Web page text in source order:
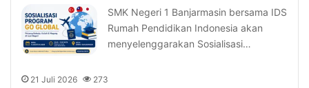
SMK Negeri 1 Banjarmasin bersama IDS
Rumah Pendidikan Indonesia akan
menyelenggarakan Sosialisasi…
21 Juli 2026 273